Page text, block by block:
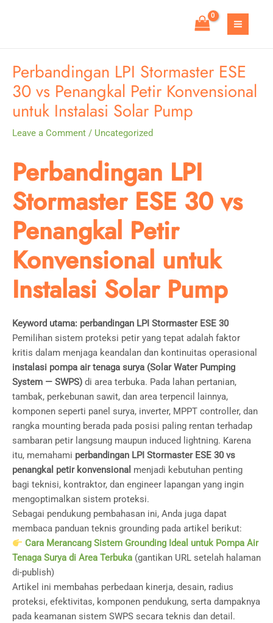
MAIN
Perbandingan LPI Stormaster ESE
30 vs Penangkal Petir Konvensional
untuk Instalasi Solar Pump
Leave a Comment / Uncategorized
Perbandingan LPI
Stormaster ESE 30 vs
Penangkal Petir
Konvensional untuk
Instalasi Solar Pump
Keyword utama: perbandingan LPI Stormaster ESE 30
Pemilihan sistem proteksi petir yang tepat adalah faktor
kritis dalam menjaga keandalan dan kontinuitas operasional
instalasi pompa air tenaga surya (Solar Water Pumping
System — SWPS) di area terbuka. Pada lahan pertanian,
tambak, perkebunan sawit, dan area terpencil lainnya,
komponen seperti panel surya, inverter, MPPT controller, dan
rangka mounting berada pada posisi paling rentan terhadap
sambaran petir langsung maupun induced lightning. Karena
itu, memahami perbandingan LPI Stormaster ESE 30 vs
penangkal petir konvensional menjadi kebutuhan penting
bagi teknisi, kontraktor, dan engineer lapangan yang ingin
mengoptimalkan sistem proteksi.
Sebagai pendukung pembahasan ini, Anda juga dapat
membaca panduan teknis grounding pada artikel berikut:
Cara Merancang Sistem Grounding Ideal untuk Pompa Air
Tenaga Surya di Area Terbuka (gantikan URL setelah halaman
di-publish)
Artikel ini membahas perbedaan kinerja, desain, radius
proteksi, efektivitas, komponen pendukung, serta dampaknya
pada keamanan sistem SWPS secara teknis dan detail.